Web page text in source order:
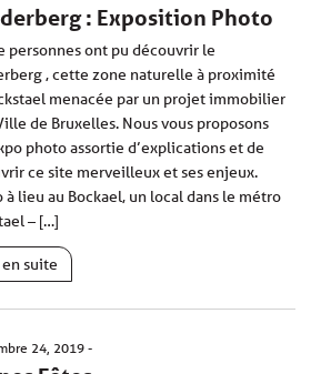
: Exposition Photo
personnes ont pu découvrir le
, cette zone naturelle à proximité
menacée par un projet immobilier
de Bruxelles. Nous vous proposons
photo assortie d’explications et de
ce site merveilleux et ses enjeux.
à lieu au Bockael, un local dans le métro
– […]
suite
24, 2019